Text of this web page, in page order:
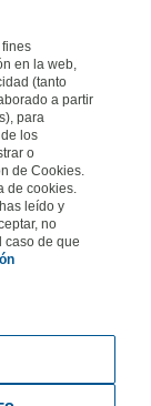
en la web,
(tanto
a partir
para
los
o
de Cookies.
de cookies.
leído y
no
caso de que